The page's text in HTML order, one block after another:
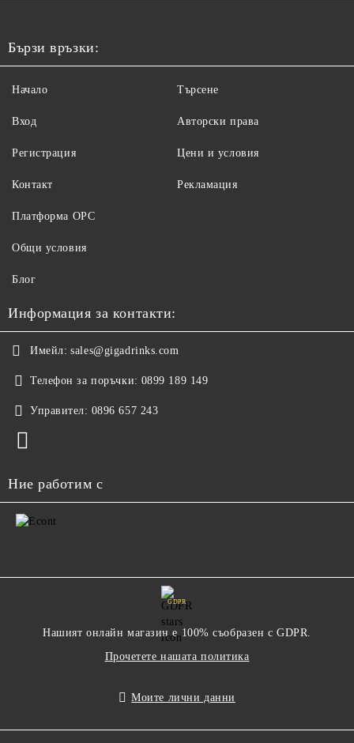
Бързи връзки:
Начало
Вход
Регистрация
Контакт
Търсене
Авторски права
Цени и условия
Рекламация
Платформа ОРС
Общи условия
Блог
Информация за контакти:
Имейл: sales@gigadrinks.com
Телефон за поръчки: 0899 189 149
Управител: 0896 657 243
Ние работим с
GDPR
Нашият онлайн магазин е 100% съобразен с GDPR.
Прочетете нашата политика
Моите лични данни